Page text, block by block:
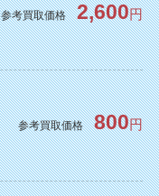
参考買取価格 2,600円
参考買取価格 800円